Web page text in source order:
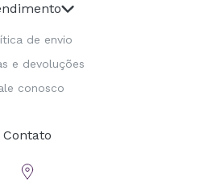
de envio
e devoluções
conosco
Contato